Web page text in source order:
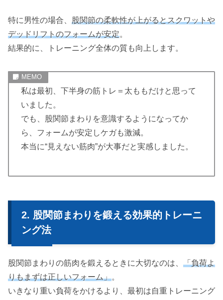
特に男性の場合、 股関節の柔軟性が上がるとスクワットや
デッドリフトのフォームが安定。
結果的に、トレーニング全体の質も向上します。
私は最初、下半身の筋トレ＝太ももだけと思って
いました。
でも、股関節まわりを意識するようになってか
ら、フォームが安定しケガも激減。
本当に“見えない筋肉”が大事だと実感しました。
股関節まわりを鍛える効果的トレーニ
ング法
股関節まわりの筋肉を鍛えるときに大切なのは、 「負荷よ
りもまずは正しいフォーム」。
いきなり重い負荷をかけるより、最初は自重トレーニング